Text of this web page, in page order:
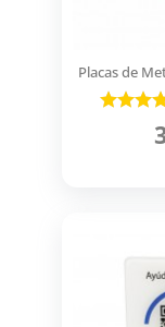
Placas de